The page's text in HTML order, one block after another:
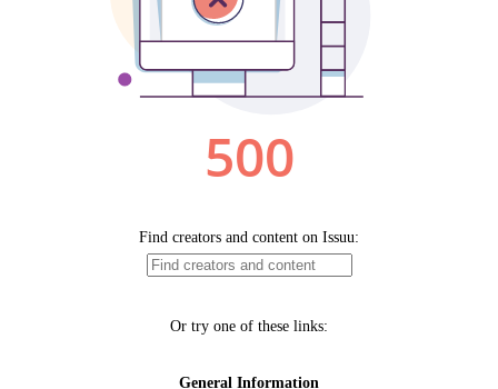
Il reste 49 places pour étudier en groupe sur Zoom
Nathaniel vient de donner son Maasser
6 personnes viennent de faire un don pour 5 enfants déjà orphelins risquent de perdre leur maman
Odaya vient de donner son Maasser